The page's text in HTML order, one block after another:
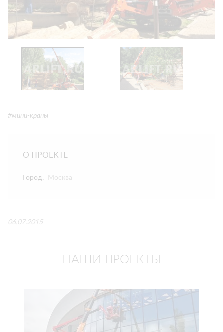
#мини-краны
О ПРОЕКТЕ
Город: Москва
06.07.2015
НАШИ ПРОЕКТЫ